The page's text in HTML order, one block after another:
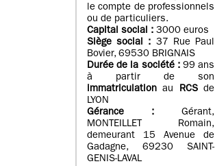
le compte de professionnels
ou de particuliers.
Capital social : 3000 euros
Siège social : 37 Rue Paul
Bovier, 69530 BRIGNAIS
Durée de la société : 99 ans
à partir de son
immatriculation au RCSde
LYON
Gérance :
Gérant,
MONTEILLET Romain,
demeurant 15 Avenue de
Gadagne, 69230 SAINT-
GENIS-LAVAL